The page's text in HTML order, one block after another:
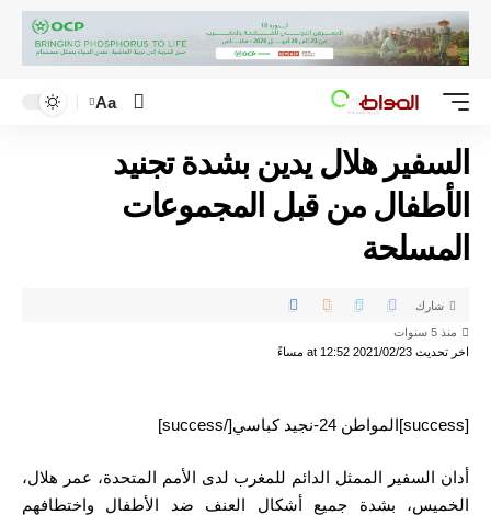
Aa
السفير هلال يدين بشدة تجنيد
الأطفال من قبل المجموعات
المسلحة
اخر تحديث 2021/02/23 at 12:52 مساءً
منذ 5 سنوات
شارك
[success]المواطن 24-نجيد كباسي[/success]
أدان السفير الممثل الدائم للمغرب لدى الأمم المتحدة، عمر هلال،
الخميس، بشدة جميع أشكال العنف ضد الأطفال واختطافهم